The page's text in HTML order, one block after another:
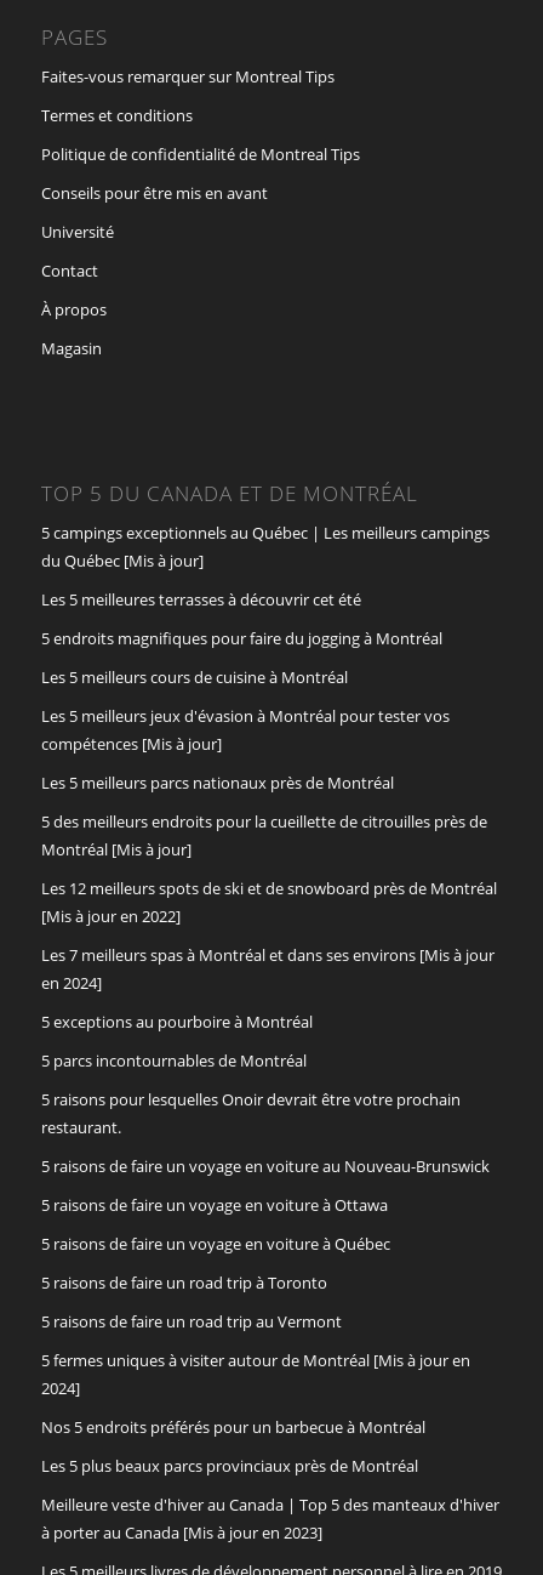
PAGES
Faites-vous remarquer sur Montreal Tips
Termes et conditions
Politique de confidentialité de Montreal Tips
Conseils pour être mis en avant
Université
Contact
À propos
Magasin
TOP 5 DU CANADA ET DE MONTRÉAL
5 campings exceptionnels au Québec | Les meilleurs campings
du Québec [Mis à jour]
Les 5 meilleures terrasses à découvrir cet été
5 endroits magnifiques pour faire du jogging à Montréal
Les 5 meilleurs cours de cuisine à Montréal
Les 5 meilleurs jeux d'évasion à Montréal pour tester vos
compétences [Mis à jour]
Les 5 meilleurs parcs nationaux près de Montréal
5 des meilleurs endroits pour la cueillette de citrouilles près de
Montréal [Mis à jour]
Les 12 meilleurs spots de ski et de snowboard près de Montréal
[Mis à jour en 2022]
Les 7 meilleurs spas à Montréal et dans ses environs [Mis à jour
en 2024]
5 exceptions au pourboire à Montréal
5 parcs incontournables de Montréal
5 raisons pour lesquelles Onoir devrait être votre prochain
restaurant.
5 raisons de faire un voyage en voiture au Nouveau-Brunswick
5 raisons de faire un voyage en voiture à Ottawa
5 raisons de faire un voyage en voiture à Québec
5 raisons de faire un road trip à Toronto
5 raisons de faire un road trip au Vermont
5 fermes uniques à visiter autour de Montréal [Mis à jour en
2024]
Nos 5 endroits préférés pour un barbecue à Montréal
Les 5 plus beaux parcs provinciaux près de Montréal
Meilleure veste d'hiver au Canada | Top 5 des manteaux d'hiver
à porter au Canada [Mis à jour en 2023]